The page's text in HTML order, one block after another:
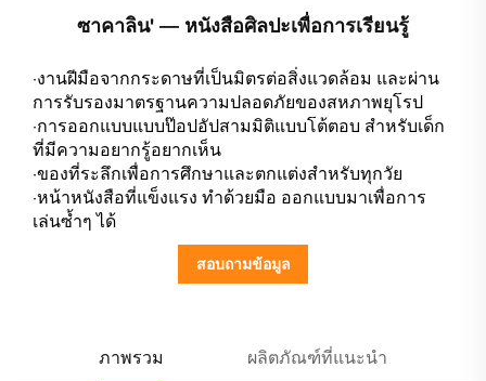
ซาคาลิน' — หนังสือศิลปะเพื่อการเรียนรู้
·งานฝีมือจากกระดาษที่เป็นมิตรต่อสิ่งแวดล้อม และผ่าน
การรับรองมาตรฐานความปลอดภัยของสหภาพยุโรป
·การออกแบบแบบป๊อปอัปสามมิติแบบโต้ตอบ สำหรับเด็ก
ที่มีความอยากรู้อยากเห็น
·ของที่ระลึกเพื่อการศึกษาและตกแต่งสำหรับทุกวัย
·หน้าหนังสือที่แข็งแรง ทำด้วยมือ ออกแบบมาเพื่อการ
เล่นซ้ำๆ ได้
สอบถามข้อมูล
ภาพรวม ผลิตภัณฑ์ที่แนะนำ